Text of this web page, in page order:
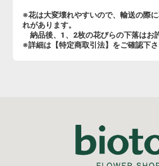
※花は大変壊れやすいので、輸送の際
れがあります。
納品後、1、2枚の花びらの下落はお
※詳細は【特定商取引法】をご確認下さ